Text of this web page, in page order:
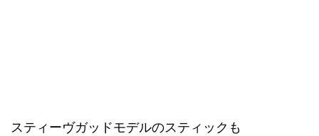
スティーヴガッドモデルのスティックも